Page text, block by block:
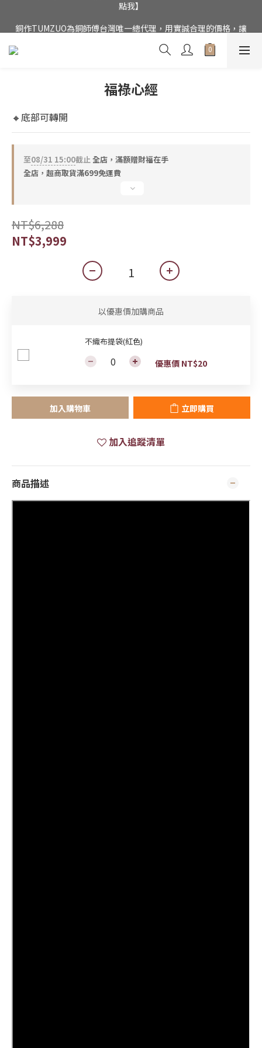
銅工藝成為您的居家美飾
公司電話(02)27852017，門市為預約制【請點我】
福祿心經
🔸底部可轉開
至08/31 15:00截止全店，滿額贈財福在手
全店，超商取貨滿699免運費
NT$6,288
NT$3,999
以優惠價加購商品
不織布提袋(紅色)
優惠價 NT$20
加入購物車 立即購買
加入追蹤清單
商品描述